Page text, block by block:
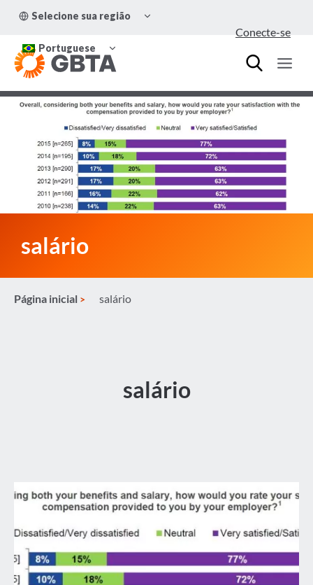
para
Conteúdo
Selecione sua região
MENU
Portuguese
MENU
FILHO
Conecte-se
salário
Página inicial salário
salário